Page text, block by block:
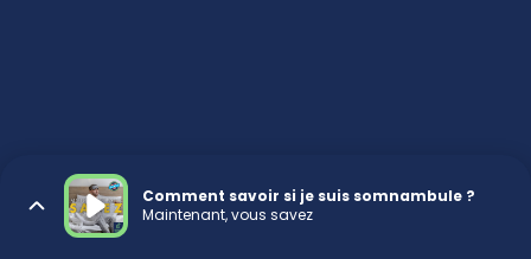
Comment savoir si je suis somnambule ?
Maintenant, vous savez